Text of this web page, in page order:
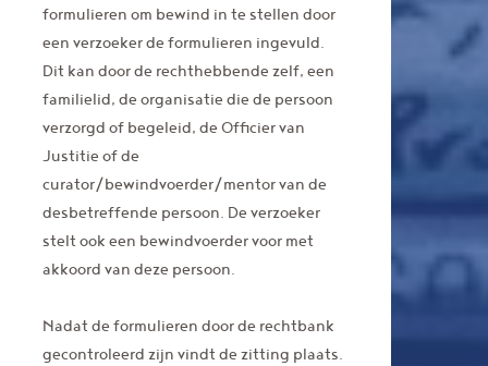
formulieren om bewind in te stellen door
een verzoeker de formulieren ingevuld.
Dit kan door de rechthebbende zelf, een
familielid, de organisatie die de persoon
verzorgd of begeleid, de Officier van
Justitie of de
curator/bewindvoerder/mentor van de
desbetreffende persoon. De verzoeker
stelt ook een bewindvoerder voor met
akkoord van deze persoon.
Nadat de formulieren door de rechtbank
gecontroleerd zijn vindt de zitting plaats.